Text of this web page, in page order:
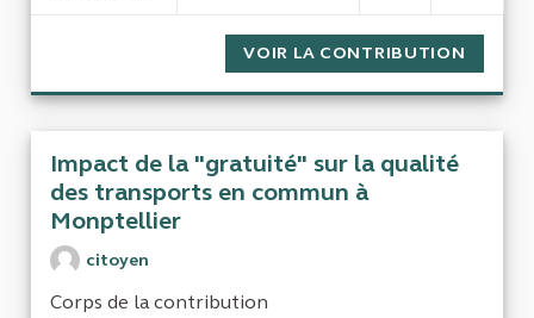
VOIR LA CONTRIBUTION
Impact de la "gratuité" sur la qualité
des transports en commun à
Monptellier
citoyen
Corps de la contribution